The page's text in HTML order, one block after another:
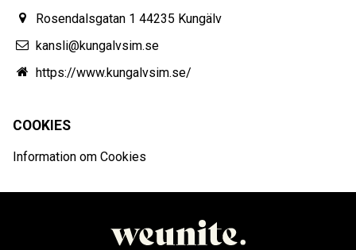
Rosendalsgatan 1 44235 Kungälv
kansli@kungalvsim.se
https://www.kungalvsim.se/
COOKIES
Information om Cookies